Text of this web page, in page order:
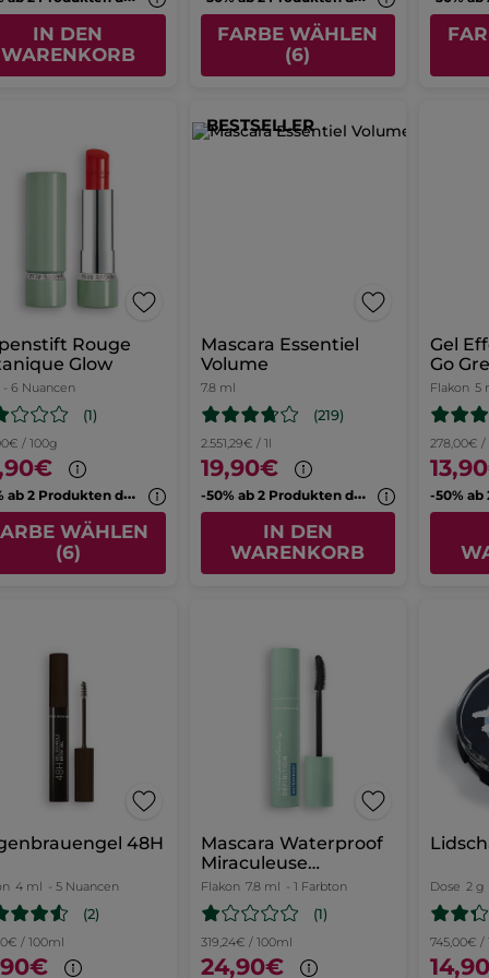
IN DEN
WARENKORB
FARBE WÄHLEN
(6)
Rouge
Glow
- 6 Nuancen
(1)
/ 100g
-
50% ab 2 Produkten deiner Wahl
WÄHLEN
(6)
BESTSELLER
Mascara Essentiel
Volume
7.8 ml
(219)
2.551,29€ / 1l
19,90€
-
50% ab 2 Produkten deiner Wahl
IN DEN
WARENKORB
Gel
Go
Flakon 5
278,00€ /
48H
4 ml - 5 Nuancen
(2)
/ 100ml
Mascara Waterproof
Miraculeuse
Definition
Flakon 7.8 ml - 1 Farbton
(1)
319,24€ / 100ml
24,90€
Dose 2 g
745,00€ /